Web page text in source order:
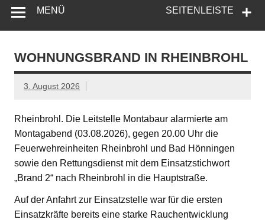
SEITENLEISTE
MENÜ
WOHNUNGSBRAND IN RHEINBROHL
3. August 2026
Rheinbrohl. Die Leitstelle Montabaur alarmierte am
Montagabend (03.08.2026), gegen 20.00 Uhr die
Feuerwehreinheiten Rheinbrohl und Bad Hönningen
sowie den Rettungsdienst mit dem Einsatzstichwort
„Brand 2“ nach Rheinbrohl in die Hauptstraße.
Auf der Anfahrt zur Einsatzstelle war für die ersten
Einsatzkräfte bereits eine starke Rauchentwicklung